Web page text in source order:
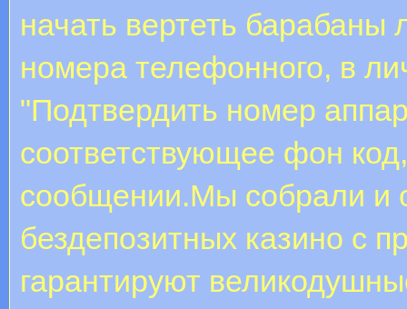
начать вертеть
номера телефонного, в
"Подтвердить номер
соответствующее фон
сообщении.Мы собрали и
бездепозитных казино с
гарантируют